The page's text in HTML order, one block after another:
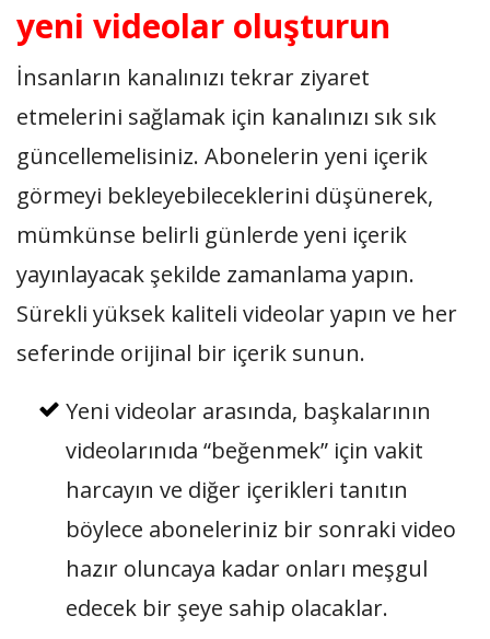
yeni videolar oluşturun
İnsanların kanalınızı tekrar ziyaret
etmelerini sağlamak için kanalınızı sık sık
güncellemelisiniz. Abonelerin yeni içerik
görmeyi bekleyebileceklerini düşünerek,
mümkünse belirli günlerde yeni içerik
yayınlayacak şekilde zamanlama yapın.
Sürekli yüksek kaliteli videolar yapın ve her
seferinde orijinal bir içerik sunun.
Yeni videolar arasında, başkalarının
videolarınıda “beğenmek” için vakit
harcayın ve diğer içerikleri tanıtın
böylece aboneleriniz bir sonraki video
hazır oluncaya kadar onları meşgul
edecek bir şeye sahip olacaklar.